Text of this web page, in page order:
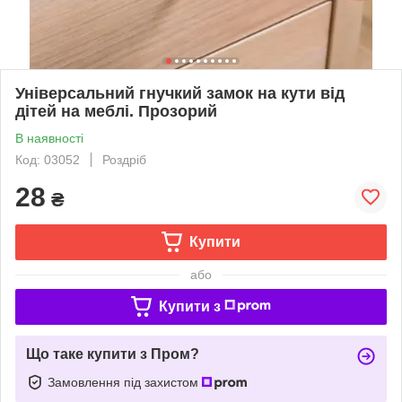
Універсальний гнучкий замок на кути від
дітей на меблі. Прозорий
В наявності
Код: 03052
Роздріб
28 ₴
Купити
або
Купити з
Що таке купити з Пром?
Замовлення під захистом